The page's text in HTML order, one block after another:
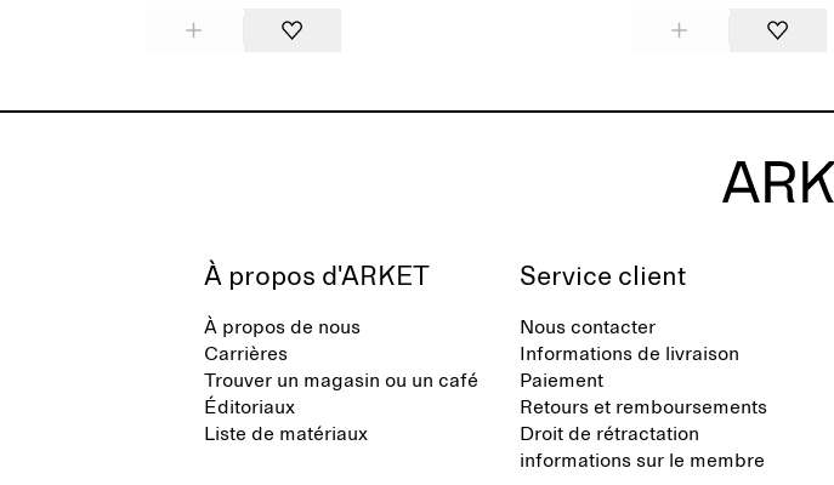
À propos d'ARKET
À propos de nous
Carrières
Trouver un magasin ou un café
Éditoriaux
Liste de matériaux
Service client
Nous contacter
Informations de livraison
Paiement
Retours et remboursements
Droit de rétractation
informations sur le membre